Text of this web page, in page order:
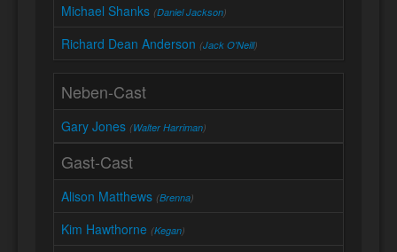
Michael Shanks (Daniel Jackson)
Richard Dean Anderson (Jack O'Neill)
Neben-Cast
Gary Jones (Walter Harriman)
Gast-Cast
Alison Matthews (Brenna)
Kim Hawthorne (Kegan)